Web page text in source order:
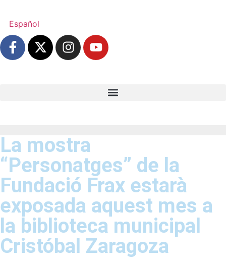
Español
La mostra
“Personatges” de la
Fundació Frax estarà
exposada aquest mes a
la biblioteca municipal
Cristóbal Zaragoza